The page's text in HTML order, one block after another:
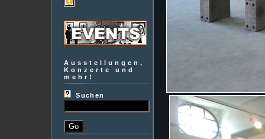
Ausstellungen,
Konzerte und
mehr!
Suchen